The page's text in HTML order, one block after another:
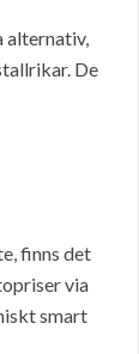
alternativ,
De
finns det
via
smart